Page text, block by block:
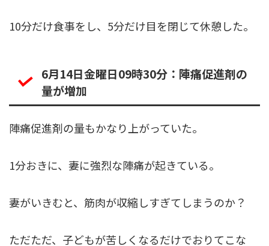
10分だけ食事をし、5分だけ目を閉じて休憩した。
6月14日金曜日09時30分：陣痛促進剤の
量が増加
陣痛促進剤の量もかなり上がっていた。
1分おきに、妻に強烈な陣痛が起きている。
妻がいきむと、筋肉が収縮しすぎてしまうのか？
ただただ、子どもが苦しくなるだけでおりてこな